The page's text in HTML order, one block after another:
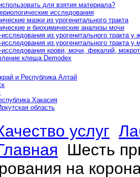
для взятия материала?
исследования
мазки из урогенитального тракта
и биохимические анализы мочи
из урогенитального тракта у
из урогенитального тракта у
крови, мочи, фекалий,
клеща Demodex
и Республика Алтай
Хакасия
область
услуг
Шесть
на